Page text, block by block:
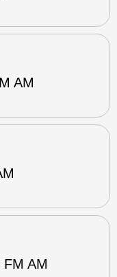
AM
AM